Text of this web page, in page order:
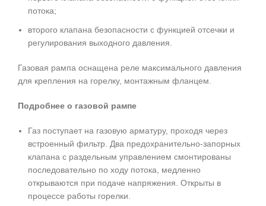
потока;
второго клапана безопасности с функцией отсечки и
регулирования выходного давления.
Газовая рампа оснащена реле максимального давления
для крепления на горелку, монтажным фланцем.
Подробнее о газовой рампе
Газ поступает на газовую арматуру, проходя через
встроенный фильтр. Два предохранительно-запорных
клапана с раздельным управлением смонтированы
последовательно по ходу потока, медленно
открываются при подаче напряжения. Открыты в
процессе работы горелки.